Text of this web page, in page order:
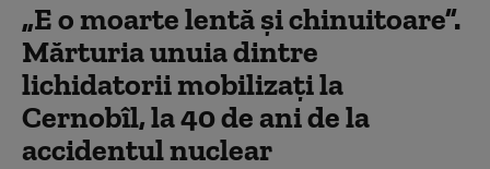
„E o moarte lentă și chinuitoare”.
Mărturia unuia dintre
lichidatorii mobilizați la
Cernobîl, la 40 de ani de la
accidentul nuclear